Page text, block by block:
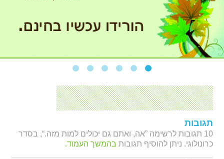
תגובות
10 תגובות לרשימה ”אה, ואתם גם יכולים למות מזה.“, בסדר
כרונולוגי. ניתן להוסיף תגובות בהמשך העמוד.